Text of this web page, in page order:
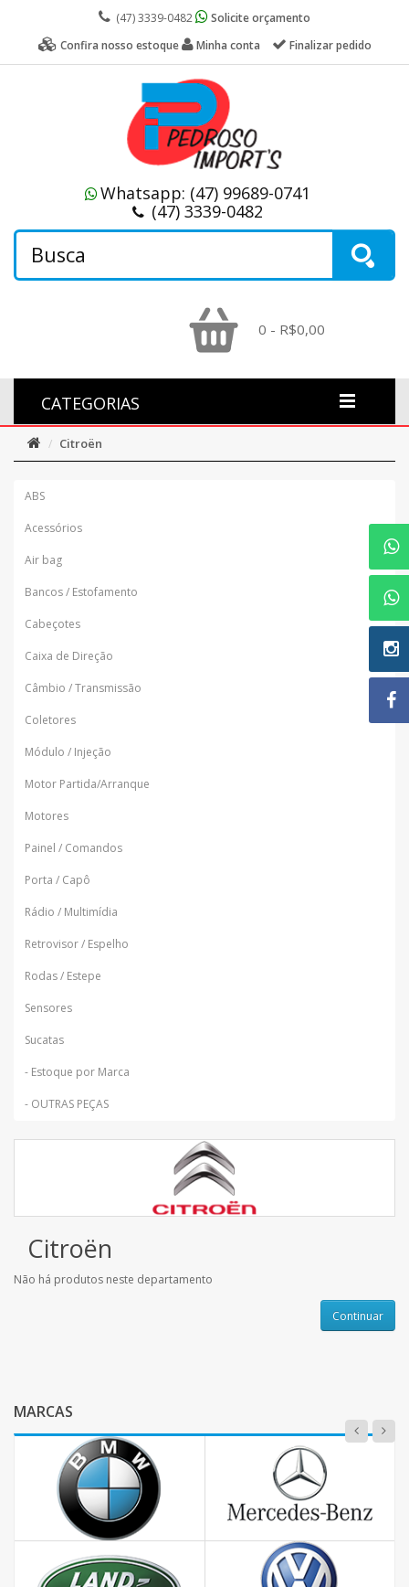
(47) 3339-0482
Solicite orçamento
Confira nosso estoque
Minha conta Finalizar pedido
Whatsapp: (47) 99689-0741
(47) 3339-0482
0 - R$0,00
CATEGORIAS
Citroën
ABS
Acessórios
Air bag
Bancos / Estofamento
Cabeçotes
Caixa de Direção
Câmbio / Transmissão
Coletores
Módulo / Injeção
Motor Partida/Arranque
Motores
Painel / Comandos
Porta / Capô
Rádio / Multimídia
Retrovisor / Espelho
Rodas / Estepe
Sensores
Sucatas
- Estoque por Marca
- OUTRAS PEÇAS
Citroën
Não há produtos neste departamento
Continuar
MARCAS